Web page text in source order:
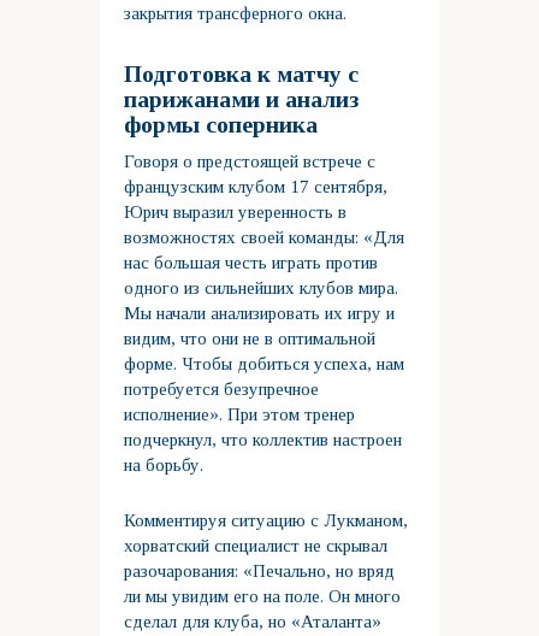
закрытия трансферного окна.
Подготовка к матчу с
парижанами и анализ
формы соперника
Говоря о предстоящей встрече с
французским клубом 17 сентября,
Юрич выразил уверенность в
возможностях своей команды: «Для
нас большая честь играть против
одного из сильнейших клубов мира.
Мы начали анализировать их игру и
видим, что они не в оптимальной
форме. Чтобы добиться успеха, нам
потребуется безупречное
исполнение». При этом тренер
подчеркнул, что коллектив настроен
на борьбу.
Комментируя ситуацию с Лукманом,
хорватский специалист не скрывал
разочарования: «Печально, но вряд
ли мы увидим его на поле. Он много
сделал для клуба, но «Аталанта»